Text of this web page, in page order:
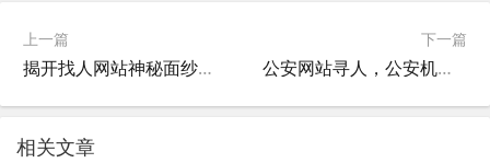
上一篇
揭开找人网站神秘面纱，它们真的靠谱吗？
下一篇
公安网站寻人，公安机关寻人公告？
相关文章